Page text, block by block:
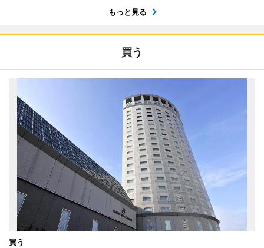
もっと見る
買う
買う